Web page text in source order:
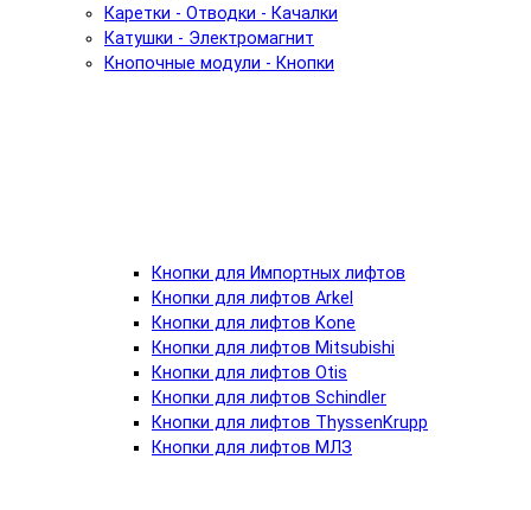
Каретки - Отводки - Качалки
Катушки - Электромагнит
Кнопочные модули - Кнопки
Кнопки для Импортных лифтов
Кнопки для лифтов Arkel
Кнопки для лифтов Kone
Кнопки для лифтов Mitsubishi
Кнопки для лифтов Otis
Кнопки для лифтов Schindler
Кнопки для лифтов ThyssenKrupp
Кнопки для лифтов МЛЗ